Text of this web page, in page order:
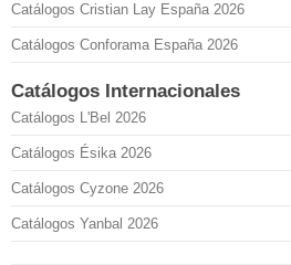
Catálogos Cristian Lay España 2026
Catálogos Conforama España 2026
Catálogos Internacionales
Catálogos L'Bel 2026
Catálogos Ésika 2026
Catálogos Cyzone 2026
Catálogos Yanbal 2026